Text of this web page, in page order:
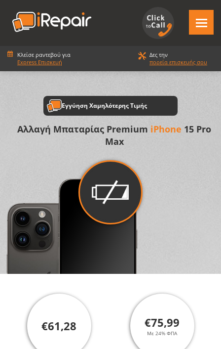
Κλείσε ραντεβού για
Express Επισκευή
Δες την
πορεία επισκευής σου
Εγγύηση Χαμηλότερης Τιμής
Αλλαγή Μπαταρίας Premium iPhone 15 Pro
Max
€61,28 €75,99
Με 24% ΦΠΑ